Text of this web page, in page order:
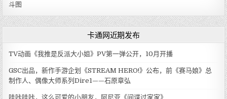
斗图
卡通网近期发布
TV动画《我推是反派大小姐》PV第一弹公开，10月开播
GSC出品，新作手游企划《STREAM HERO!》公布，前《赛马娘》总
制作人、偶像大师系列Dire1——石原章弘
哇咔哇咔，这么可爱的小朋友，阿尼亚《间谍过家家》